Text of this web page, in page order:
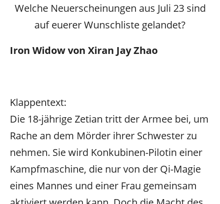
Welche Neuerscheinungen aus Juli 23 sind
auf euerer Wunschliste gelandet?
Iron Widow von Xiran Jay Zhao
Klappentext:
Die 18-jährige Zetian tritt der Armee bei, um
Rache an dem Mörder ihrer Schwester zu
nehmen. Sie wird Konkubinen-Pilotin einer
Kampfmaschine, die nur von der Qi-Magie
eines Mannes und einer Frau gemeinsam